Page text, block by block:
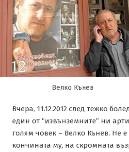
Велко Кънев
Вчера, 11.12.2012 след тежко
един от “извънземните” ни
голям човек – Велко Кънев. Не
кончината му, на скромната